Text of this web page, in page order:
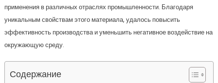
применения в различных отраслях промышленности. Благодаря
уникальным свойствам этого материала, удалось повысить
эффективность производства и уменьшить негативное воздействие на
окружающую среду.
Содержание